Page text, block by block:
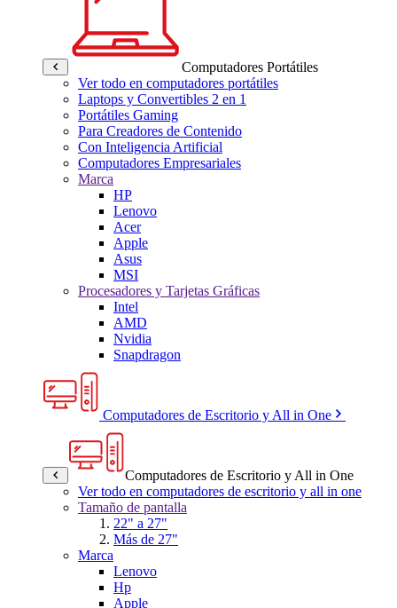
Computadores Portátiles
Ver todo en computadores portátiles
Laptops y Convertibles 2 en 1
Portátiles Gaming
Para Creadores de Contenido
Con Inteligencia Artificial
Computadores Empresariales
Marca
HP
Lenovo
Acer
Apple
Asus
MSI
Procesadores y Tarjetas Gráficas
Intel
AMD
Nvidia
Snapdragon
Computadores de Escritorio y All in One
Computadores de Escritorio y All in One
Ver todo en computadores de escritorio y all in one
Tamaño de pantalla
22" a 27"
Más de 27"
Marca
Lenovo
Hp
Apple